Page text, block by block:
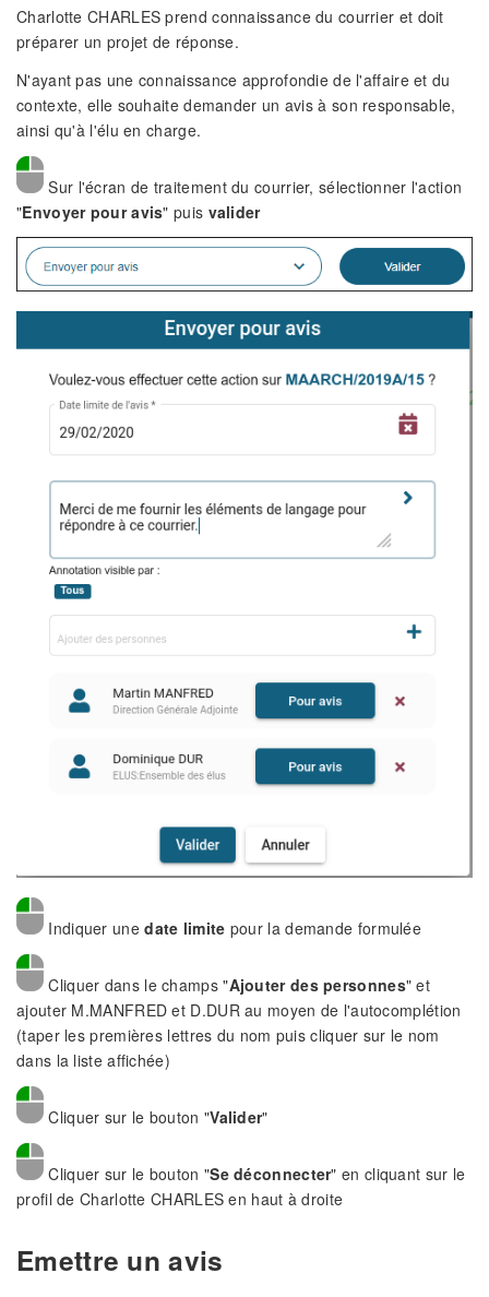
Charlotte CHARLES prend connaissance du courrier et doit
préparer un projet de réponse.
N'ayant pas une connaissance approfondie de l'affaire et du
contexte, elle souhaite demander un avis à son responsable,
ainsi qu'à l'élu en charge.
Sur l'écran de traitement du courrier, sélectionner l'action
"Envoyer pour avis" puis valider
Indiquer unedate limite pour la demande formulée
Cliquer dans le champs "Ajouter des personnes" et
ajouter M.MANFRED et D.DUR au moyen de l'autocomplétion
(taper les premières lettres du nom puis cliquer sur le nom
dans la liste affichée)
Cliquer sur le bouton "Valider"
Cliquer sur le bouton "Se déconnecter" en cliquant sur le
profil de Charlotte CHARLES en haut à droite
Emettre un avis